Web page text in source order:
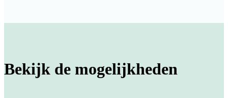
Bekijk de mogelijkheden